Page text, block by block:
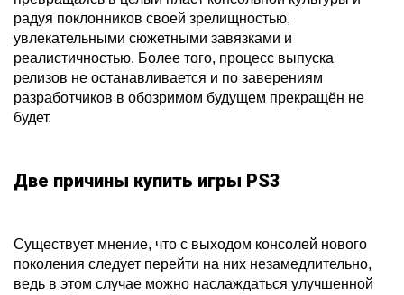
радуя поклонников своей зрелищностью,
увлекательными сюжетными завязками и
реалистичностью. Более того, процесс выпуска
релизов не останавливается и по заверениям
разработчиков в обозримом будущем прекращён не
будет.
Две причины купить игры PS3
Существует мнение, что с выходом консолей нового
поколения следует перейти на них незамедлительно,
ведь в этом случае можно наслаждаться улучшенной